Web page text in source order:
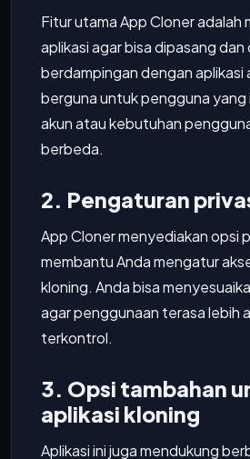
Fitur utama App Cloner adalah
aplikasi agar bisa dipasang dan
berdampingan dengan aplikasi
berguna untuk pengguna yang
akun atau kebutuhan
berbeda.
2. Pengaturan
App Cloner menyediakan opsi
membantu Anda mengatur
kloning. Anda bisa
agar penggunaan terasa lebih
terkontrol.
3. Opsi tambahan
aplikasi kloning
Aplikasi ini juga mendukung